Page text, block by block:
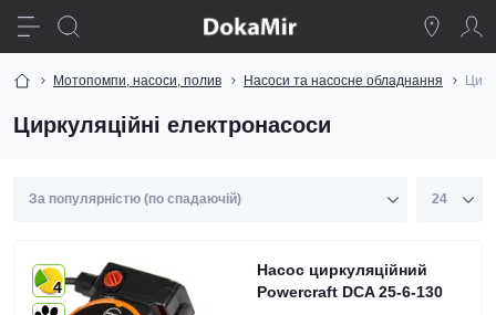
Мотопомпи, насоси, полив Насоси та насосне обладнання
Циркуляційні електронасоси
4
Насос циркуляційний
Powercraft DCA 25-6-130